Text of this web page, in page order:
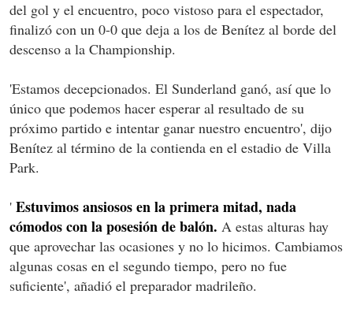
del gol y el encuentro, poco vistoso para el espectador,
finalizó con un 0-0 que deja a los de Benítez al borde del
descenso a la Championship.
'Estamos decepcionados. El Sunderland ganó, así que lo
único que podemos hacer esperar al resultado de su
próximo partido e intentar ganar nuestro encuentro', dijo
Benítez al término de la contienda en el estadio de Villa
Park.
' Estuvimos ansiosos en la primera mitad, nada
cómodos con la posesión de balón. A estas alturas hay
que aprovechar las ocasiones y no lo hicimos. Cambiamos
algunas cosas en el segundo tiempo, pero no fue
suficiente', añadió el preparador madrileño.